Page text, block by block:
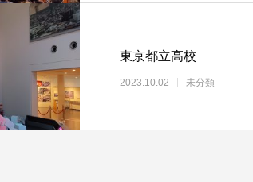
東京都立高校
2023.10.02 未分類